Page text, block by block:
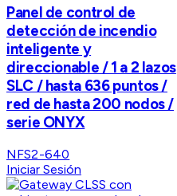
Panel de control de
detección de incendio
inteligente y
direccionable / 1 a 2 lazos
SLC / hasta 636 puntos /
red de hasta 200 nodos /
serie ONYX
NFS2-640
Iniciar Sesión